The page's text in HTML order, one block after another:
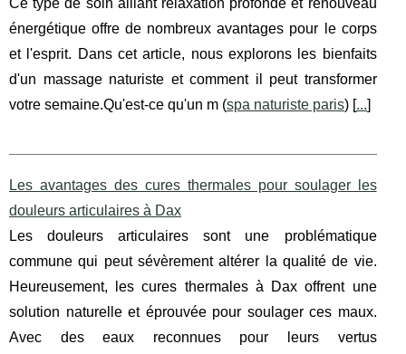
Ce type de soin alliant relaxation profonde et renouveau
énergétique offre de nombreux avantages pour le corps
et l'esprit. Dans cet article, nous explorons les bienfaits
d'un massage naturiste et comment il peut transformer
votre semaine.Qu'est-ce qu'un m (spa naturiste paris) [...]
Les avantages des cures thermales pour soulager les
douleurs articulaires à Dax
Les douleurs articulaires sont une problématique
commune qui peut sévèrement altérer la qualité de vie.
Heureusement, les cures thermales à Dax offrent une
solution naturelle et éprouvée pour soulager ces maux.
Avec des eaux reconnues pour leurs vertus